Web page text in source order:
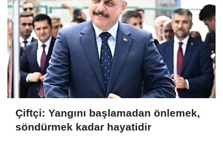
Çiftçi: Yangını başlamadan önlemek,
söndürmek kadar hayatidir